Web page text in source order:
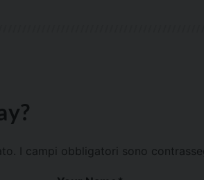
I campi obbligatori sono